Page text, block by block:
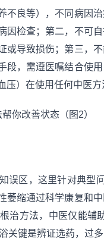
不良等），不同病因
因检查；第二，不可
或导致损伤；第三，
段，需遵医嘱结合使
压）在使用任何中医
误区，这里针对典
萎缩通过科学康复和
治方法，中医仅能辅
关键是辨证选药，过